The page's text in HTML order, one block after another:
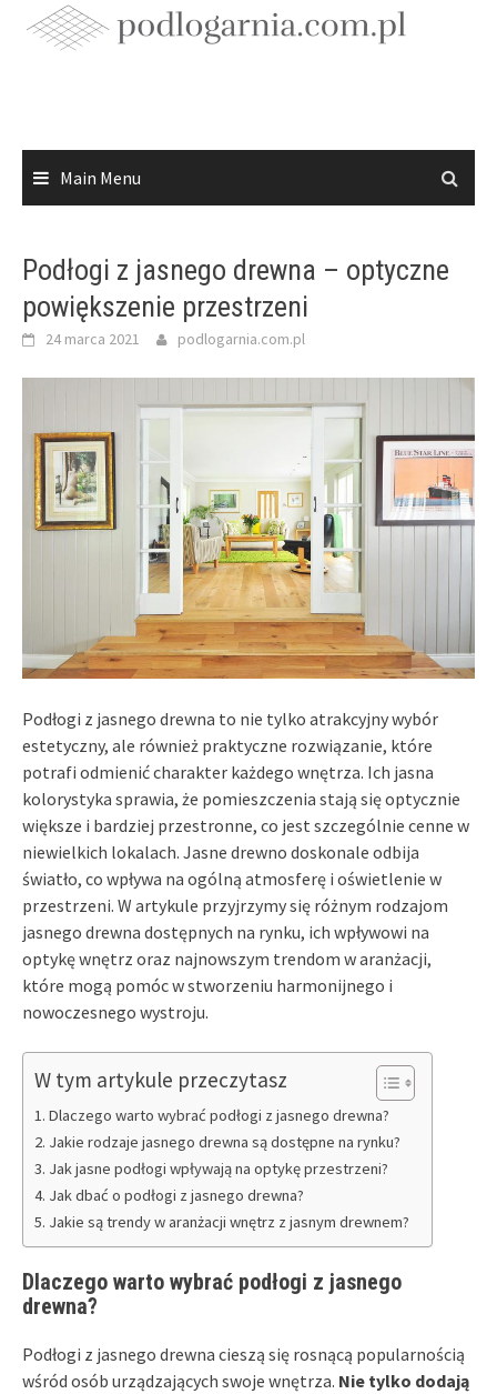
Main Menu
Podłogi z jasnego drewna – optyczne
powiększenie przestrzeni
24 marca 2021 podlogarnia.com.pl
Podłogi z jasnego drewna to nie tylko atrakcyjny wybór
estetyczny, ale również praktyczne rozwiązanie, które
potrafi odmienić charakter każdego wnętrza. Ich jasna
kolorystyka sprawia, że pomieszczenia stają się optycznie
większe i bardziej przestronne, co jest szczególnie cenne w
niewielkich lokalach. Jasne drewno doskonale odbija
światło, co wpływa na ogólną atmosferę i oświetlenie w
przestrzeni. W artykule przyjrzymy się różnym rodzajom
jasnego drewna dostępnych na rynku, ich wpływowi na
optykę wnętrz oraz najnowszym trendom w aranżacji,
które mogą pomóc w stworzeniu harmonijnego i
nowoczesnego wystroju.
W tym artykule przeczytasz
Dlaczego warto wybrać podłogi z jasnego drewna?
Jakie rodzaje jasnego drewna są dostępne na rynku?
Jak jasne podłogi wpływają na optykę przestrzeni?
Jak dbać o podłogi z jasnego drewna?
Jakie są trendy w aranżacji wnętrz z jasnym drewnem?
Dlaczego warto wybrać podłogi z jasnego
drewna?
Podłogi z jasnego drewna cieszą się rosnącą popularnością
wśród osób urządzających swoje wnętrza. Nie tylko dodają